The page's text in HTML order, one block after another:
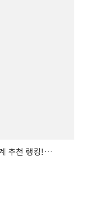
추천 랭킹!
혈압측정, 혈압